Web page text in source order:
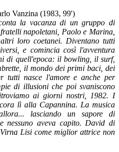
Vanzina (1983, 99')
la vacanza di un gruppo di
napoletani, Paolo e Marina,
loro coetanei. Diventano tutti
e comincia così l'avventura
di quell'epoca: il bowling, il surf,
il mondo dei primi baci, dei
tutti nasce l'amore e anche per
di illusioni che poi svaniscono
ai giorni nostri, 1982. I
lì alla Capannina. La musica
lasciando un sapore di
nessuno aveva capito. David di
Lisi come miglior attrice non